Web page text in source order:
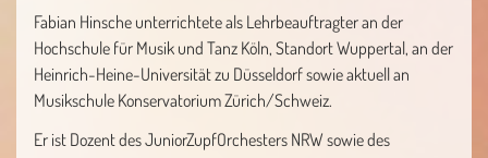
Fabian Hinsche unterrichtete als Lehrbeauftragter an der
Hochschule für Musik und Tanz Köln, Standort Wuppertal, an der
Heinrich-Heine-Universität zu Düsseldorf sowie aktuell an
Musikschule Konservatorium Zürich/Schweiz.
Er ist Dozent des JuniorZupfOrchesters NRW sowie des